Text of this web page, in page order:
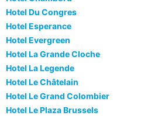
Hotel Du Congres
Hotel Esperance
Hotel Evergreen
Hotel La Grande Cloche
Hotel La Legende
Hotel Le Châtelain
Hotel Le Grand Colombier
Hotel Le Plaza Brussels